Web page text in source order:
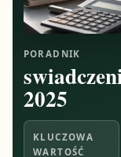
PORADNIK
2025
KLUCZOWA
WARTOŚĆ